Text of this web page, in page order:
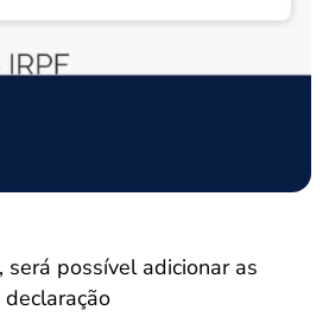
será possível adicionar as